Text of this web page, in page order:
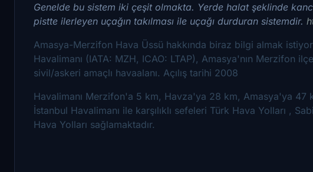
Genelde bu sistem iki çeşit olmakta. Yerde halat şeklinde
pistte ilerleyen uçağın takılması ile uçağı durduran sistemdir.
Amasya-Merzifon Hava Üssü hakkında biraz bilgi almak
Havalimanı (IATA: MZH, ICAO: LTAP), Amasya'nın Merzifon
sivil/askeri amaçlı havaalanı. Açılış tarihi 2008
Havalimanı Merzifon'a 5 km, Havza'ya 28 km, Amasya'ya 47
İstanbul Havalimanı ile karşılıklı sefeleri Türk Hava Yolları ,
Hava Yolları sağlamaktadır.